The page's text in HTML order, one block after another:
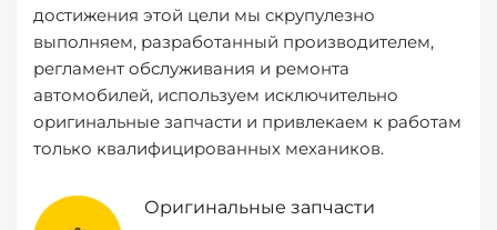
достижения этой цели мы скрупулезно
выполняем, разработанный производителем,
регламент обслуживания и ремонта
автомобилей, используем исключительно
оригинальные запчасти и привлекаем к работам
только квалифицированных механиков.
Оригинальные запчасти